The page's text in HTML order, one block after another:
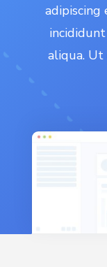
aliqua. Ut